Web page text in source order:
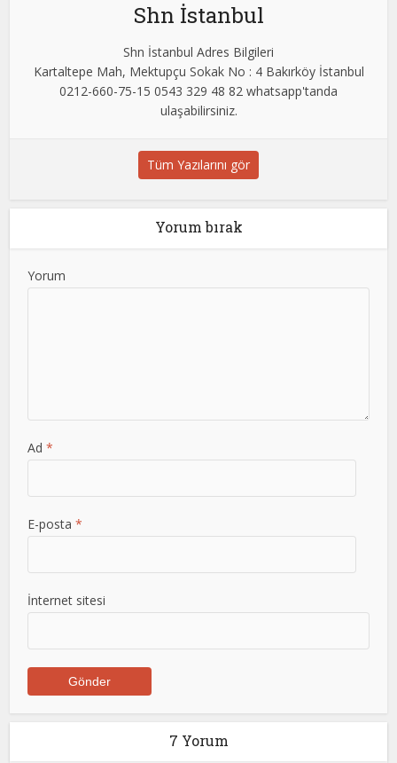
Shn İstanbul
Shn İstanbul Adres Bilgileri
Kartaltepe Mah, Mektupçu Sokak No : 4 Bakırköy İstanbul
0212-660-75-15 0543 329 48 82 whatsapp'tanda
ulaşabilirsiniz.
Tüm Yazılarını gör
Yorum bırak
Yorum
Ad*
E-posta*
İnternet sitesi
7 Yorum